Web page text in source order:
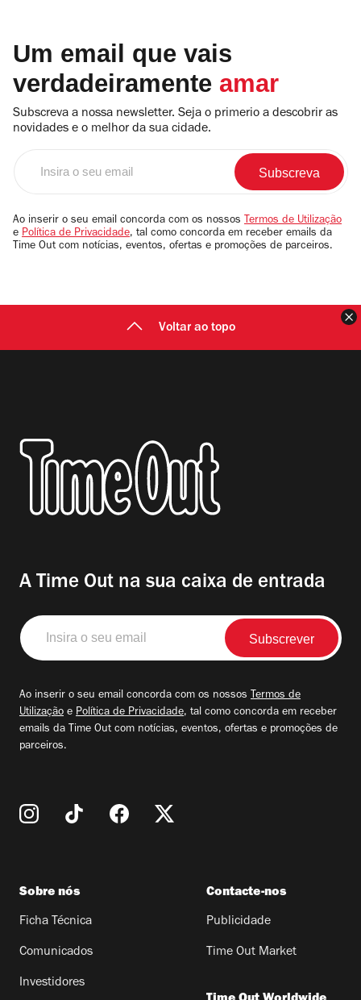
Um email que vais
verdadeiramente amar
Subscreva a nossa newsletter. Seja o primerio a descobrir as
novidades e o melhor da sua cidade.
email
Ao inserir o seu email concorda com os nossos Termos de Utilização
e Política de Privacidade, tal como concorda em receber emails da
Time Out com notícias, eventos, ofertas e promoções de parceiros.
Voltar ao topo
A Time Out na sua caixa de entrada
Insira
o
seu
Ao inserir o seu email concorda com os nossos Termos de
Utilização e Política de Privacidade, tal como concorda em receber
emails da Time Out com notícias, eventos, ofertas e promoções de
parceiros.
Sobre nós
Ficha Técnica
Comunicados
Investidores
Contacte-nos
Publicidade
Time Out Market